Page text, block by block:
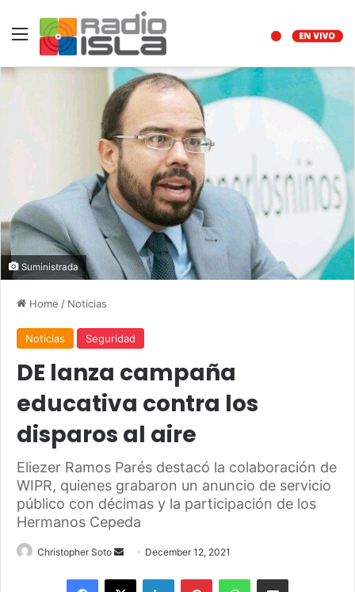
Menu
Suministrada
Home / Noticias
Noticias Seguridad
DE lanza campaña
educativa contra los
disparos al aire
Eliezer Ramos Parés destacó la colaboración de
WIPR, quienes grabaron un anuncio de servicio
público con décimas y la participación de los
Hermanos Cepeda
Christopher Soto
Send
email
December 12, 2021
Facebook
X LinkedInPinterestWhatsAppShare via Email